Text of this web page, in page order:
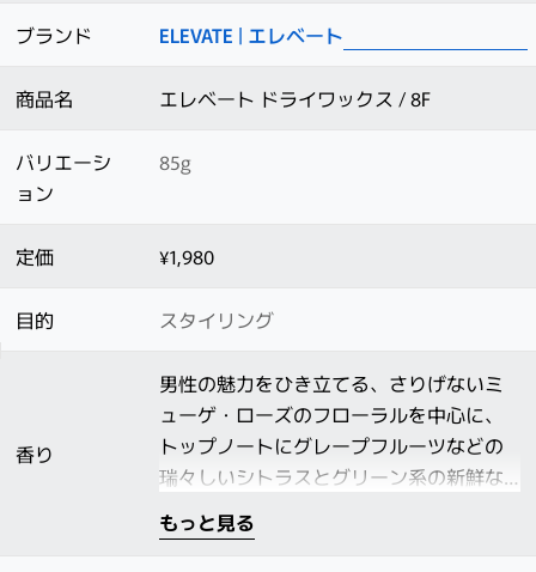
ブランド ELEVATE | エレベート
商品名 エレベート ドライワックス / 8F
バリエーシ
ョン
85g
定価 ¥1,980
目的 スタイリング
香り
男性の魅力をひき立てる、さりげないミ
ューゲ・ローズのフローラルを中心に、
トップノートにグレープフルーツなどの
瑞々しいシトラスとグリーン系の新鮮な
フルーツを効かせ、温かみのあるムス
ク・アンバーのベースでまとめた香りで
もっと見る